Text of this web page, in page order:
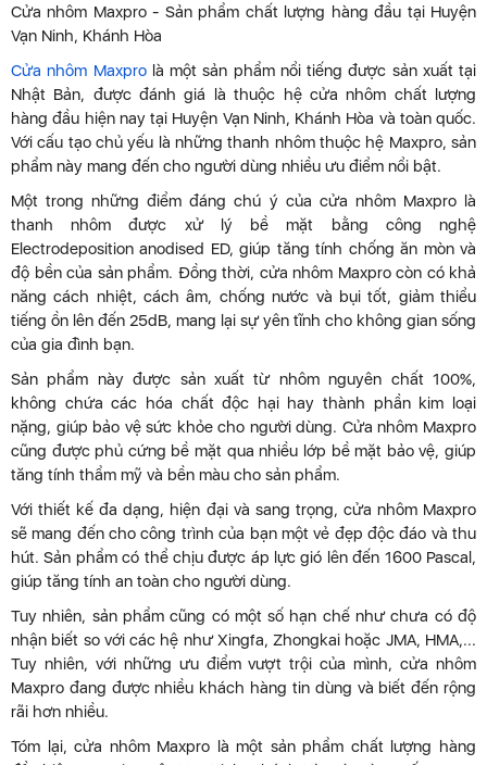
Cửa nhôm Maxpro - Sản phẩm chất lượng hàng đầu tại Huyện
Vạn Ninh, Khánh Hòa
Cửa nhôm Maxprolà một sản phẩm nổi tiếng được sản xuất tại
Nhật Bản, được đánh giá là thuộc hệ cửa nhôm chất lượng
hàng đầu hiện nay tại Huyện Vạn Ninh, Khánh Hòa và toàn quốc.
Với cấu tạo chủ yếu là những thanh nhôm thuộc hệ Maxpro, sản
phẩm này mang đến cho người dùng nhiều ưu điểm nổi bật.
Một trong những điểm đáng chú ý của cửa nhôm Maxpro là
thanh nhôm được xử lý bề mặt bằng công nghệ
Electrodeposition anodised ED, giúp tăng tính chống ăn mòn và
độ bền của sản phẩm. Đồng thời, cửa nhôm Maxpro còn có khả
năng cách nhiệt, cách âm, chống nước và bụi tốt, giảm thiểu
tiếng ồn lên đến 25dB, mang lại sự yên tĩnh cho không gian sống
của gia đình bạn.
Sản phẩm này được sản xuất từ nhôm nguyên chất 100%,
không chứa các hóa chất độc hại hay thành phần kim loại
nặng, giúp bảo vệ sức khỏe cho người dùng. Cửa nhôm Maxpro
cũng được phủ cứng bề mặt qua nhiều lớp bề mặt bảo vệ, giúp
tăng tính thẩm mỹ và bền màu cho sản phẩm.
Với thiết kế đa dạng, hiện đại và sang trọng, cửa nhôm Maxpro
sẽ mang đến cho công trình của bạn một vẻ đẹp độc đáo và thu
hút. Sản phẩm có thể chịu được áp lực gió lên đến 1600 Pascal,
giúp tăng tính an toàn cho người dùng.
Tuy nhiên, sản phẩm cũng có một số hạn chế như chưa có độ
nhận biết so với các hệ như Xingfa, Zhongkai hoặc JMA, HMA,...
Tuy nhiên, với những ưu điểm vượt trội của mình, cửa nhôm
Maxpro đang được nhiều khách hàng tin dùng và biết đến rộng
rãi hơn nhiều.
Tóm lại, cửa nhôm Maxpro là một sản phẩm chất lượng hàng